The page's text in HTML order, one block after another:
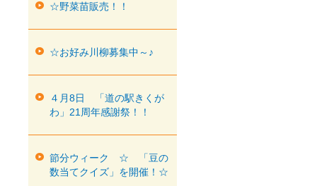
☆野菜苗販売！！
☆お好み川柳募集中～♪
４月8日 「道の駅きくが
わ」21周年感謝祭！！
節分ウィーク ☆ 「豆の
数当てクイズ」を開催！☆